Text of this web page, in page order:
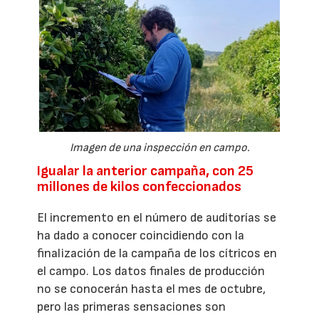
Imagen de una inspección en campo.
Igualar la anterior campaña, con 25
millones de kilos confeccionados
El incremento en el número de auditorías se
ha dado a conocer coincidiendo con la
finalización de la campaña de los cítricos en
el campo. Los datos finales de producción
no se conocerán hasta el mes de octubre,
pero las primeras sensaciones son